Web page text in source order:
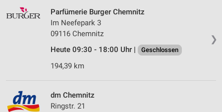
❯
Parfümerie Burger Chemnitz
Im Neefepark 3
09116 Chemnitz
Heute 09:30 - 18:00 Uhr |
Geschlossen
194,39 km
dm Chemnitz
Ringstr. 21
Erstellung von Profilen zur Personalisierung
von Inhalten
Verwendung von Profilen zur Auswahl
personalisierter Inhalte
Messung der Performance von Inhalten